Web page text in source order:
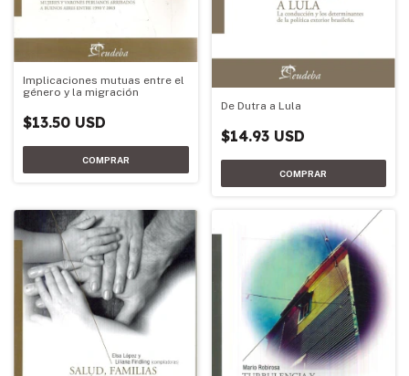
Implicaciones mutuas entre el
género y la migración
$13.50 USD
De Dutra a Lula
$14.93 USD